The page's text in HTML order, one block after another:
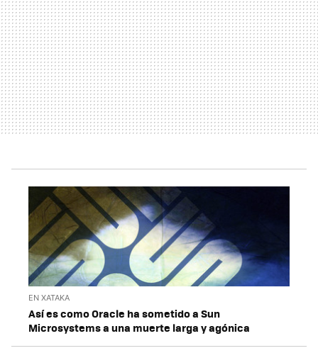
EN XATAKA
Así es como Oracle ha sometido a Sun
Microsystems a una muerte larga y agónica